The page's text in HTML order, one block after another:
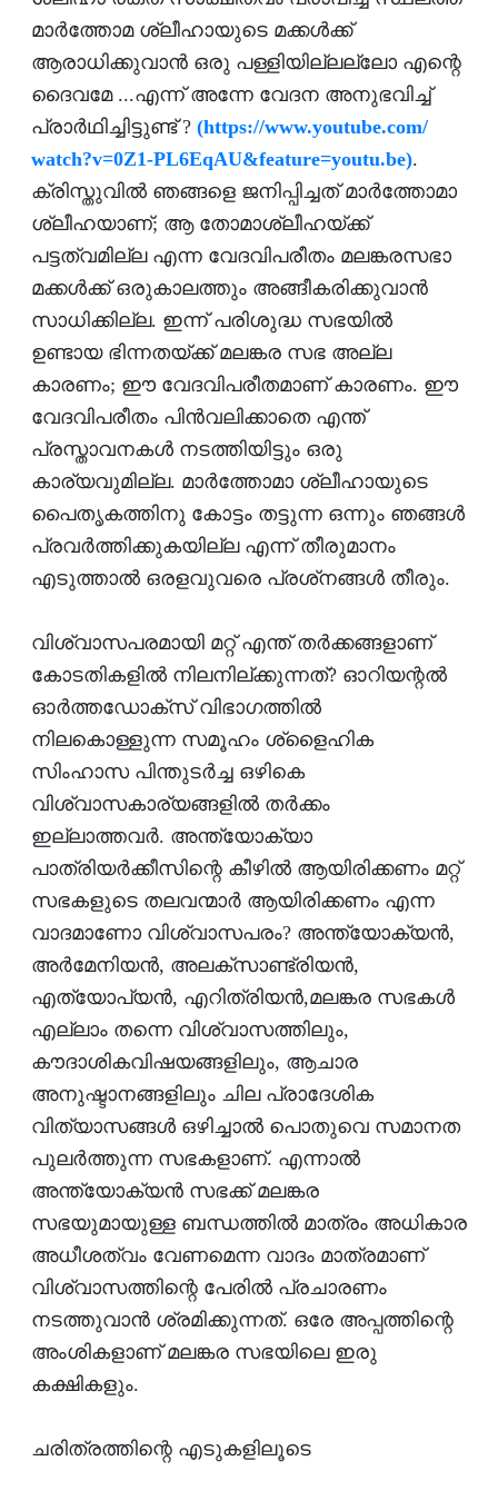
മാര്‍ത്തോമ ശ്ലീഹായുടെ മക്കള്‍ക്ക്
ആരാധിക്കുവാന്‍ ഒരു പള്ളിയില്ലല്ലോ എന്റെ
ദൈവമേ ...എന്ന് അന്നേ വേദന അനുഭവിച്ച്
പ്രാര്‍ഥിച്ചിട്ടുണ്ട് ? (https://www.youtube.com/
watch?v=0Z1-PL6EqAU&feature=youtu.be).
ക്രിസ്തുവില്‍ ഞങ്ങളെ ജനിപ്പിച്ചത് മാര്‍ത്തോമാ
ശ്ലീഹയാണ്; ആ തോമാശ്ലീഹയ്ക്ക്
പട്ടത്വമില്ല എന്ന വേദവിപരീതം മലങ്കരസഭാ
മക്കള്‍ക്ക് ഒരുകാലത്തും അങ്ങീകരിക്കുവാന്‍
സാധിക്കില്ല. ഇന്ന് പരിശുദ്ധ സഭയില്‍
ഉണ്ടായ ഭിന്നതയ്ക്ക് മലങ്കര സഭ അല്ല
കാരണം; ഈ വേദവിപരീതമാണ് കാരണം. ഈ
വേദവിപരീതം പിന്‍വലിക്കാതെ എന്ത്
പ്രസ്താവനകള്‍ നടത്തിയിട്ടും ഒരു
കാര്യവുമില്ല. മാര്‍ത്തോമാ ശ്ലീഹായുടെ
പൈതൃകത്തിനു കോട്ടം തട്ടുന്ന ഒന്നും ഞങ്ങള്‍
പ്രവര്‍ത്തിക്കുകയില്ല എന്ന് തീരുമാനം
എടുത്താല്‍ ഒരളവുവരെ പ്രശ്‌നങ്ങള്‍ തീരും.
വിശ്വാസപരമായി മറ്റ് എന്ത് തര്‍ക്കങ്ങളാണ്
കോടതികളില്‍ നിലനില്ക്കുന്നത്? ഓറിയന്റല്‍
ഓര്‍ത്തഡോക്‌സ് വിഭാഗത്തില്‍
നിലകൊള്ളുന്ന സമൂഹം ശ്‌ളൈഹിക
സിംഹാസ പിന്തുടര്‍ച്ച ഒഴികെ
വിശ്വാസകാര്യങ്ങളില്‍ തര്‍ക്കം
ഇല്ലാത്തവര്‍. അന്ത്യോക്യാ
പാത്രിയര്‍ക്കീസിന്റെ കീഴില്‍ ആയിരിക്കണം മറ്റ്
സഭകളുടെ തലവന്മാര്‍ ആയിരിക്കണം എന്ന
വാദമാണോ വിശ്വാസപരം? അന്ത്യോക്യന്‍,
അര്‍മേനിയന്‍, അലക്‌സാണ്ട്രിയന്‍,
എത്യോപ്യന്‍, എറിത്രിയന്‍,മലങ്കര സഭകള്‍
എല്ലാം തന്നെ വിശ്വാസത്തിലും,
കൗദാശികവിഷയങ്ങളിലും, ആചാര
അനുഷ്ടാനങ്ങളിലും ചില പ്രാദേശിക
വിത്യാസങ്ങള്‍ ഒഴിച്ചാല്‍ പൊതുവെ സമാനത
പുലര്‍ത്തുന്ന സഭകളാണ്. എന്നാല്‍
അന്ത്യോക്യന്‍ സഭക്ക് മലങ്കര
സഭയുമായുള്ള ബന്ധത്തില്‍ മാത്രം അധികാര
അധീശത്വം വേണമെന്ന വാദം മാത്രമാണ്
വിശ്വാസത്തിന്റെ പേരില്‍ പ്രചാരണം
നടത്തുവാന്‍ ശ്രമിക്കുന്നത്. ഒരേ അപ്പത്തിന്റെ
അംശികളാണ് മലങ്കര സഭയിലെ ഇരു
കക്ഷികളും.
ചരിത്രത്തിന്റെ എടുകളിലൂടെ